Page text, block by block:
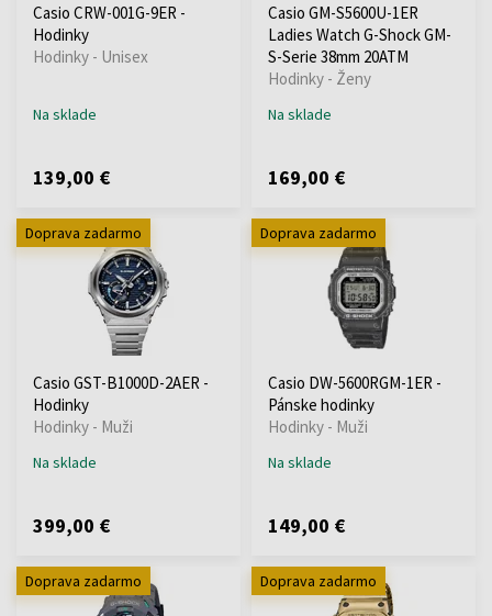
Casio CRW-001G-9ER -
Hodinky
Hodinky - Unisex
Na sklade
139,00 €
Casio GM-S5600U-1ER
Ladies Watch G-Shock GM-
S-Serie 38mm 20ATM
Hodinky - Ženy
Na sklade
169,00 €
Doprava zadarmo
Casio GST-B1000D-2AER -
Hodinky
Hodinky - Muži
Na sklade
399,00 €
Doprava zadarmo
Casio DW-5600RGM-1ER -
Pánske hodinky
Hodinky - Muži
Na sklade
149,00 €
Doprava zadarmo Doprava zadarmo